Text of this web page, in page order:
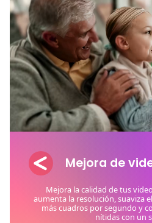
Voz a
Subtítulos auto-generados
cualquier duración. Crea looks
y ubicación de texto